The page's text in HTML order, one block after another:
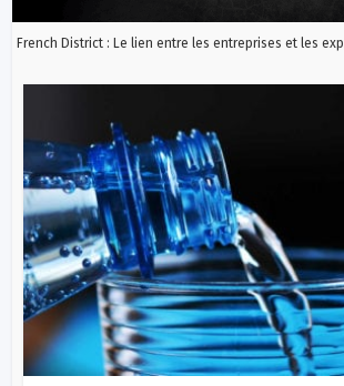
French District : Le lien entre les entreprises et les